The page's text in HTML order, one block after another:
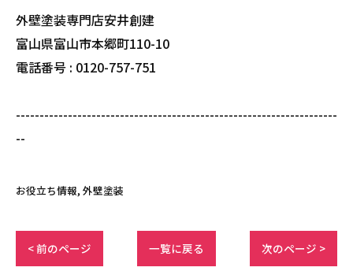
外壁塗装専門店安井創建
富山県富山市本郷町110-10
電話番号 : 0120-757-751
--------------------------------------------------------------------
--
お役立ち情報 外壁塗装
< 前のページ 一覧に戻る 次のページ >